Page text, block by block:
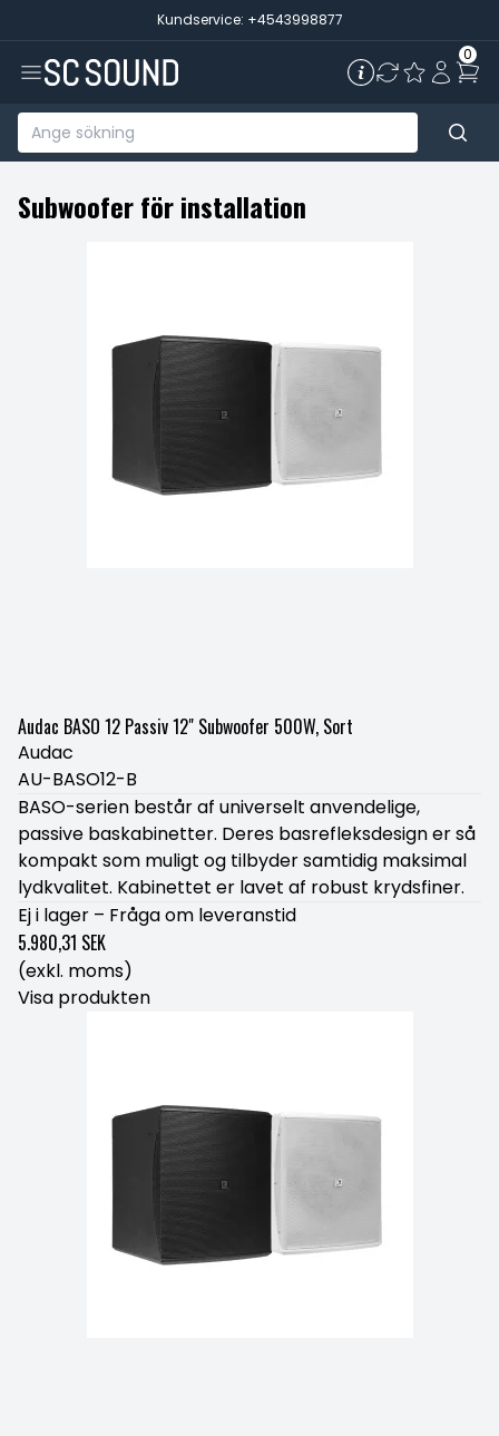
Kundservice: +4543998877
0
Subwoofer för installation
Audac BASO 12 Passiv 12" Subwoofer 500W, Sort
Audac
AU-BASO12-B
BASO-serien består af universelt anvendelige,
passive baskabinetter. Deres basrefleksdesign er så
kompakt som muligt og tilbyder samtidig maksimal
lydkvalitet. Kabinettet er lavet af robust krydsfiner.
Ej i lager – Fråga om leveranstid
5.980,31 SEK
(exkl. moms)
Visa produkten